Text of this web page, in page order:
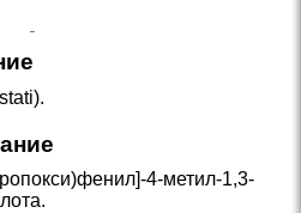
4-метил-1,3-